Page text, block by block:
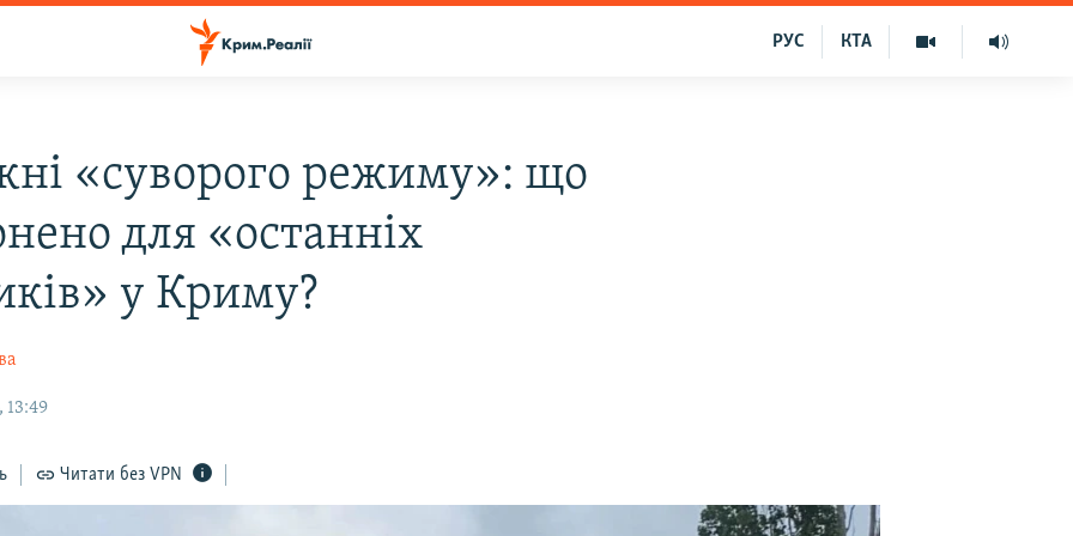
КТА
РУС
«суворого режиму»: що
для «останніх
у Криму?
13:49
Читати без VPN